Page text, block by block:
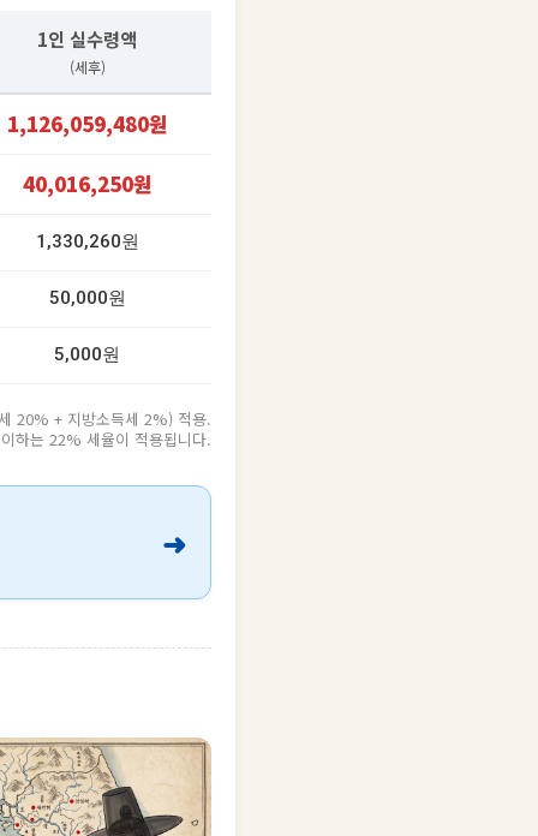
1인 실수령액
(세후)
1,126,059,480원
40,016,250원
1,330,260원
50,000원
5,000원
20% + 지방소득세 2%) 적용.
하는 22% 세율이 적용됩니다.
➜